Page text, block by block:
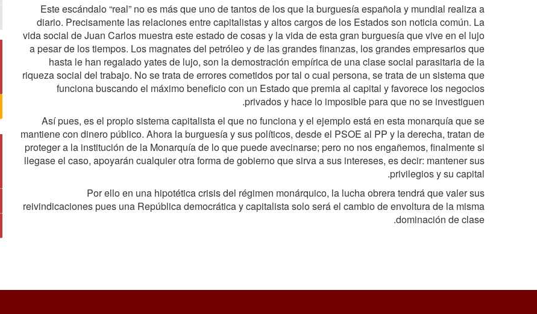
Este escándalo “real” no es más que uno de tantos de los que la burguesía española y mundial realiza a
diario. Precisamente las relaciones entre capitalistas y altos cargos de los Estados son noticia común. La
vida social de Juan Carlos muestra este estado de cosas y la vida de esta gran burguesía que vive en el lujo
a pesar de los tiempos. Los magnates del petróleo y de las grandes finanzas, los grandes empresarios que
hasta le han regalado yates de lujo, son la demostración empírica de una clase social parasitaria de la
riqueza social del trabajo. No se trata de errores cometidos por tal o cual persona, se trata de un sistema que
funciona buscando el máximo beneficio con un Estado que premia al capital y favorece los negocios
privados y hace lo imposible para que no se investiguen.
Así pues, es el propio sistema capitalista el que no funciona y el ejemplo está en esta monarquía que se
mantiene con dinero público. Ahora la burguesía y sus políticos, desde el PSOE al PP y la derecha, tratan de
proteger a la institución de la Monarquía de lo que puede avecinarse; pero no nos engañemos, finalmente si
llegase el caso, apoyarán cualquier otra forma de gobierno que sirva a sus intereses, es decir: mantener sus
privilegios y su capital.
Por ello en una hipotética crisis del régimen monárquico, la lucha obrera tendrá que valer sus
reivindicaciones pues una República democrática y capitalista solo será el cambio de envoltura de la misma
dominación de clase.